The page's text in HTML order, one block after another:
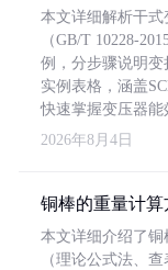
本文详细解析干
（GB/T 10228-
例，分步骤说明
实例表格，涵盖
快速掌握变压器能
2026年8月4日
铜棒的重量计
本文详细介绍了
（理论公式法、